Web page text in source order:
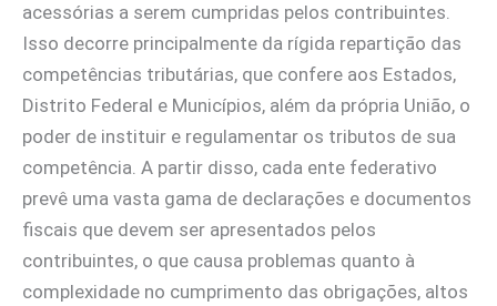
acessórias a serem cumpridas pelos contribuintes.
Isso decorre principalmente da rígida repartição das
competências tributárias, que confere aos Estados,
Distrito Federal e Municípios, além da própria União, o
poder de instituir e regulamentar os tributos de sua
competência. A partir disso, cada ente federativo
prevê uma vasta gama de declarações e documentos
fiscais que devem ser apresentados pelos
contribuintes, o que causa problemas quanto à
complexidade no cumprimento das obrigações, altos